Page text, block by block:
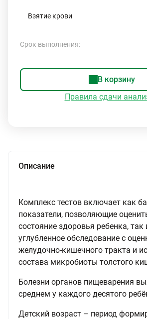
Взятие крови
Срок выполнения:
В корзину
Правила сдачи
Описание
Комплекс тестов включает как
показатели, позволяющие
состояние здоровья ребенка, так
углубленное обследование с
желудочно-кишечного тракта и
состава микробиоты толстого
Болезни органов пищеварения
среднем у каждого десятого
Детский возраст – период